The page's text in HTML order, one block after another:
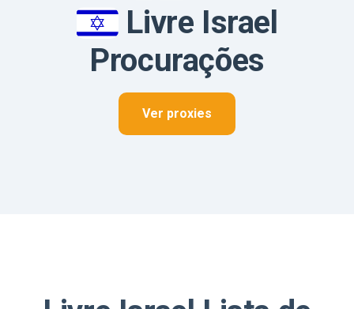
Livre Israel
Procurações
Ver proxies